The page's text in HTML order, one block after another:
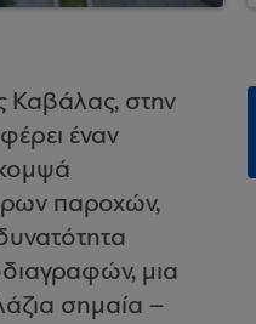
Καβάλας, στην
έναν
παροχών,
μια
σημαία –